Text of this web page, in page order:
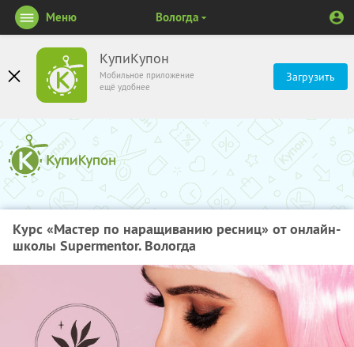
КупиКупон
Мобильное приложение
ещё удобнее
Загрузить
Меню Вологда
Курс «Мастер по наращиванию ресниц» от онлайн-
школы Supermentor. Вологда